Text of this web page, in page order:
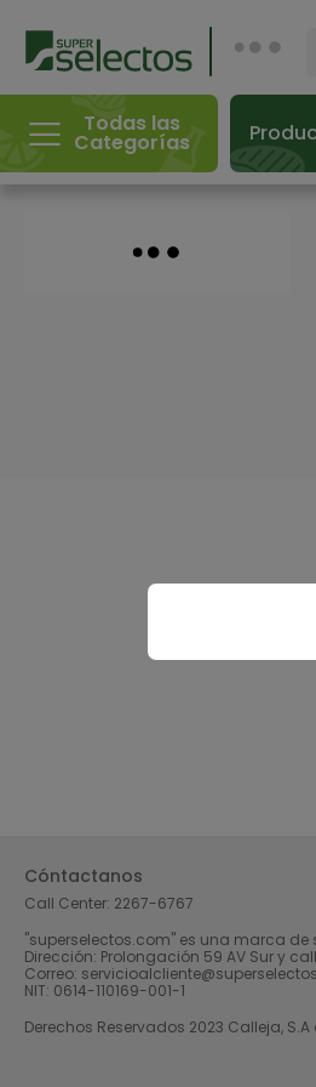
Todas las
Categorías
Cóntactanos
Call Center: 2267-6767
"superselectos.com" es una marca
Dirección: Prolongación 59 AV Sur y
Correo:
NIT: 0614-110169-001-1
Derechos Reservados 2023 Calleja, S.A